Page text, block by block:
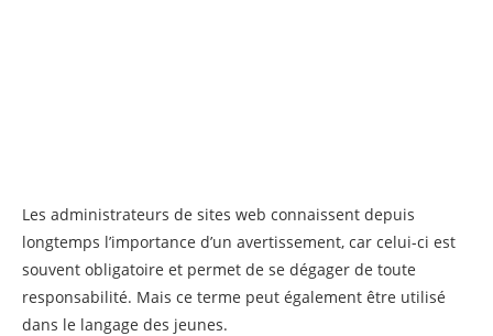
Les administrateurs de sites web connaissent depuis
longtemps l’importance d’un avertissement, car celui-ci est
souvent obligatoire et permet de se dégager de toute
responsabilité. Mais ce terme peut également être utilisé
dans le langage des jeunes.